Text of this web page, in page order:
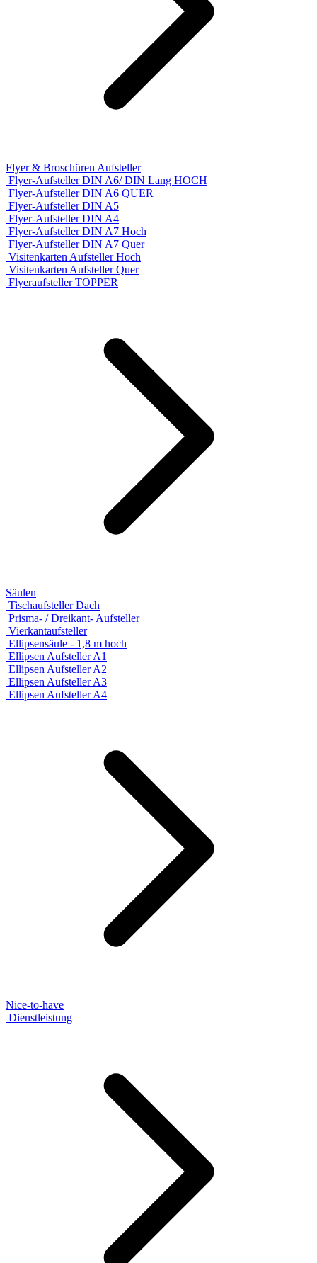
Flyer & Broschüren Aufsteller
Flyer-Aufsteller DIN A6/ DIN Lang HOCH
Flyer-Aufsteller DIN A6 QUER
Flyer-Aufsteller DIN A5
Flyer-Aufsteller DIN A4
Flyer-Aufsteller DIN A7 Hoch
Flyer-Aufsteller DIN A7 Quer
Visitenkarten Aufsteller Hoch
Visitenkarten Aufsteller Quer
Flyeraufsteller TOPPER
Säulen
Tischaufsteller Dach
Prisma- / Dreikant- Aufsteller
Vierkantaufsteller
Ellipsensäule - 1,8 m hoch
Ellipsen Aufsteller A1
Ellipsen Aufsteller A2
Ellipsen Aufsteller A3
Ellipsen Aufsteller A4
Nice-to-have
Dienstleistung